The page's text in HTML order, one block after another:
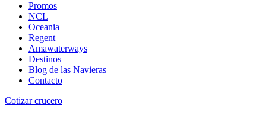
Promos
NCL
Oceania
Regent
Amawaterways
Destinos
Blog de las Navieras
Contacto
Cotizar crucero